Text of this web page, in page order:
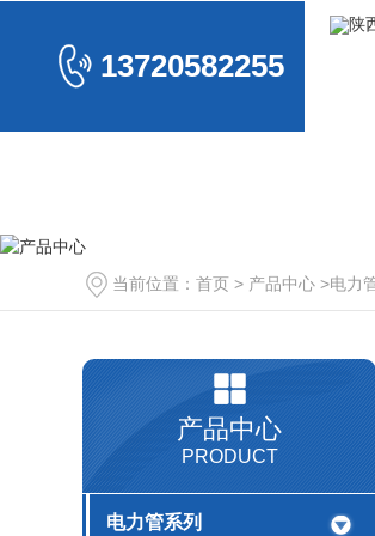
13720582255
电力管系列
MPP电力电缆管
玻璃钢电力管
当前位置： 首页 > 产品中心 >电力
产品中心
PRODUCT
电力管系列